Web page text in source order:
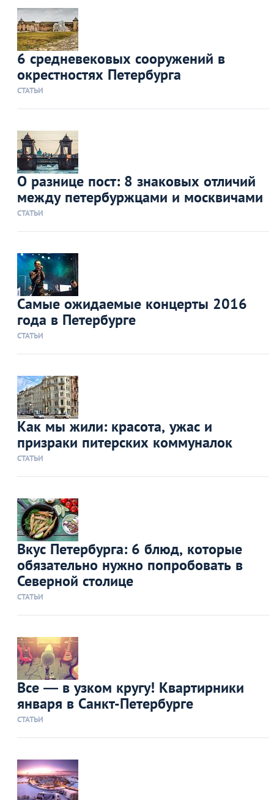
6 средневековых сооружений в
окрестностях Петербурга
СТАТЬИ
О разнице пост: 8 знаковых отличий
между петербуржцами и москвичами
СТАТЬИ
Самые ожидаемые концерты 2016
года в Петербурге
СТАТЬИ
Как мы жили: красота, ужас и
призраки питерских коммуналок
СТАТЬИ
Вкус Петербурга: 6 блюд, которые
обязательно нужно попробовать в
Северной столице
СТАТЬИ
Все — в узком кругу! Квартирники
января в Санкт-Петербурге
СТАТЬИ